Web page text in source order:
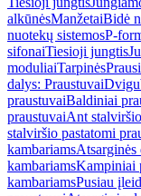
alkūnėsManžetaiBidė
nuotekų sistemosP-
sifonaiTiesioji jungtis
moduliaiTarpinės
dalys: Praustuvai
praustuvaiBaldiniai
praustuvaiAnt
stalviršio pastatomi
kambariamsAtsarginės
kambariamsKampiniai
kambariamsPusiau